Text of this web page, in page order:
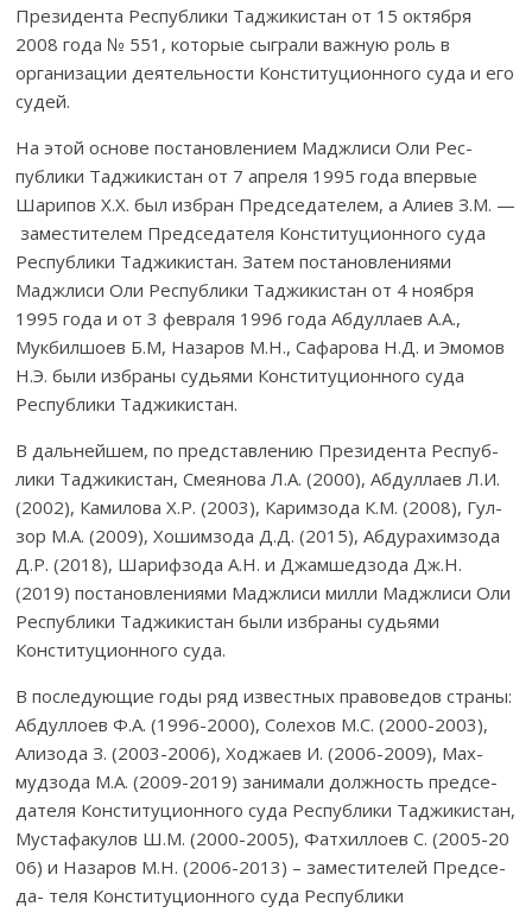
Президента Республики Таджикистан от 15 октября
2008 года № 551, ко­то­рые сыграли важную роль в
организации деятельности Конституционного суда и его
судей.
На этой основе постановлением Маджлиси Оли Рес­­­
публики Тад­жи­­кистан от 7 апреля 1995 года впервые
Ша­рипов Х.Х. был избран Пред­се­дателем, а Алиев З.М. —
за­мес­тителем Председателя Консти­ту­ционного суда
Рес­публики Таджикистан. Затем постанов­лениями
Маджлиси Оли Рес­­публики Таджикистан от 4 ноября
1995 года и от 3 фев­раля 1996 года Аб­дуллаев А.А.,
Мукбилшоев Б.М, Назаров М.Н., Са­фарова Н.Д. и Эмомов
Н.Э. были избраны судьями Кон­сти­ту­ци­онного суда
Республики Таджикистан.
В дальнейшем, по представлению Президента Рес­пуб­­­
ли­ки Таджикистан, Смеянова Л.А. (2000), Абдуллаев Л.И.
(2002), Камилова Х.Р. (2003), Каримзода К.М. (2008), Гул­
зор М.А. (2009), Хошимзода Д.Д. (2015), Аб­ду­рахим­зода
Д.Р. (2018), Шарифзода А.Н. и Джам­шедзода Дж.Н.
(2019) пос­­та­нов­лениями Маджлиси милли Маджлиси Оли
Респуб­ли­ки Тад­жи­кистан были избраны судьями
Конститу­цион­но­го суда.
В последующие годы ряд известных правоведов ст­раны:
Абдуллоев Ф.А. (1996-2000), Солехов М.С. (2000-2003),
Ализода З. (2003-2006), Ход­жа­ев И. (2006-2009), Мах­
мудзода М.А. (2009-2019) занимали должность пред­се­
дателя Конститу­ци­он­ного суда Рес­публики Таджикистан,
Мус­тафакулов Ш.М. (2000-2005), Фатхиллоев С. (2005-20
06) и Назаров М.Н. (2006-2013) – за­мес­тителей Предсе­
да- теля Конституционного суда Республики